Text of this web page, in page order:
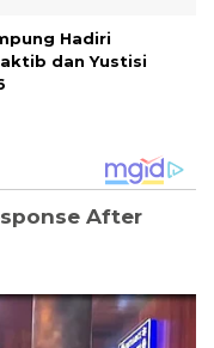
Hadiri
dan Yustisi